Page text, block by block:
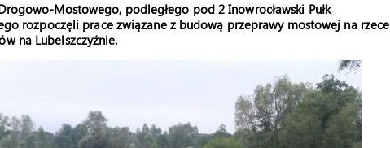
Mostowego, podległego pod 2 Inowrocławski Pułk
rozpoczęli prace związane z budową przeprawy mostowej na rzece
na Lubelszczyźnie.